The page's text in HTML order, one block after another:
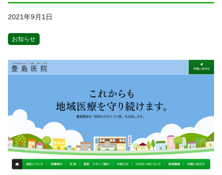
2021年9月1日
お知らせ